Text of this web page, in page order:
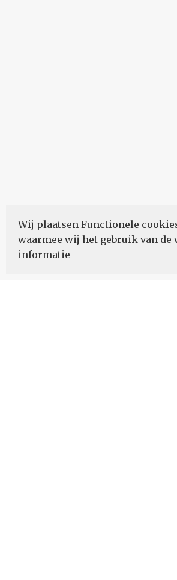
Wij plaatsen Functionele
waarmee wij het gebruik van de
informatie